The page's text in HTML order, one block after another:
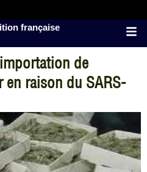
française
de
en raison du SARS-